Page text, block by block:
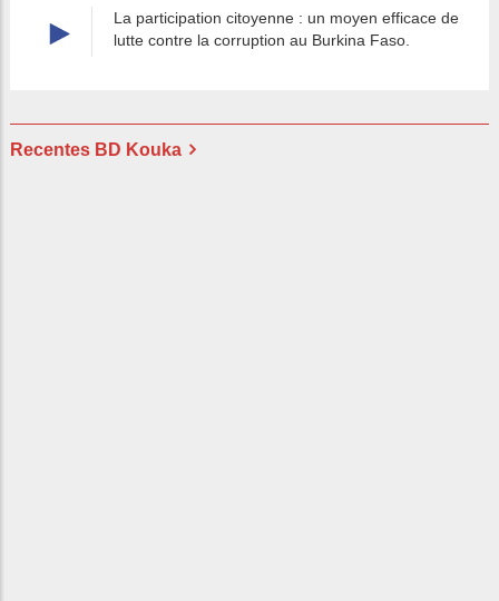
La participation citoyenne : un moyen efficace de
lutte contre la corruption au Burkina Faso.
Recentes BD Kouka